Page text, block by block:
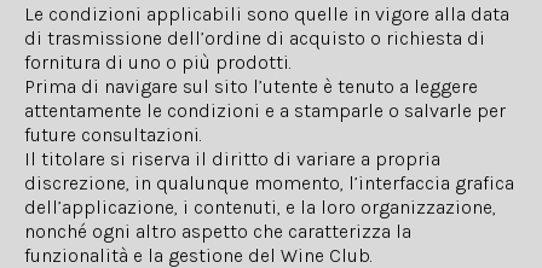
Le condizioni applicabili sono quelle in vigore alla data
di trasmissione dell’ordine di acquisto o richiesta di
fornitura di uno o più prodotti.
Prima di navigare sul sito l’utente è tenuto a leggere
attentamente le condizioni e a stamparle o salvarle per
future consultazioni.
Il titolare si riserva il diritto di variare a propria
discrezione, in qualunque momento, l’interfaccia grafica
dell’applicazione, i contenuti, e la loro organizzazione,
nonché ogni altro aspetto che caratterizza la
funzionalità e la gestione del Wine Club.